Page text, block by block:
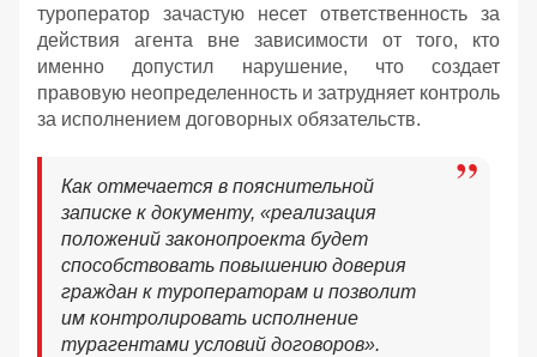
туроператор зачастую несет ответственность за
действия агента вне зависимости от того, кто
именно допустил нарушение, что создает
правовую неопределенность и затрудняет контроль
за исполнением договорных обязательств.
Как отмечается в пояснительной
записке к документу, «реализация
положений законопроекта будет
способствовать повышению доверия
граждан к туроператорам и позволит
им контролировать исполнение
турагентами условий договоров».